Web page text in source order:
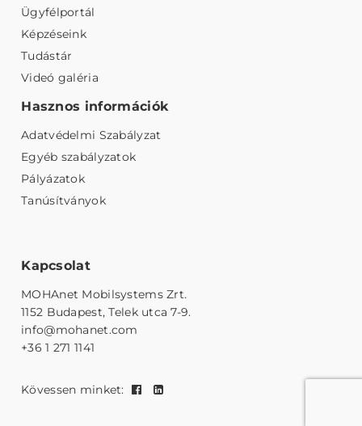
Ügyfélportál
Képzéseink
Tudástár
Videó galéria
Hasznos információk
Adatvédelmi Szabályzat
Egyéb szabályzatok
Pályázatok
Tanúsítványok
Kapcsolat
MOHAnet Mobilsystems Zrt.
1152 Budapest, Telek utca 7-9.
info@mohanet.com
+36 1 271 1141
Kövessen minket: